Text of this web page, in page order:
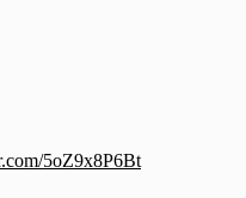
5oZ9x8P6Bt